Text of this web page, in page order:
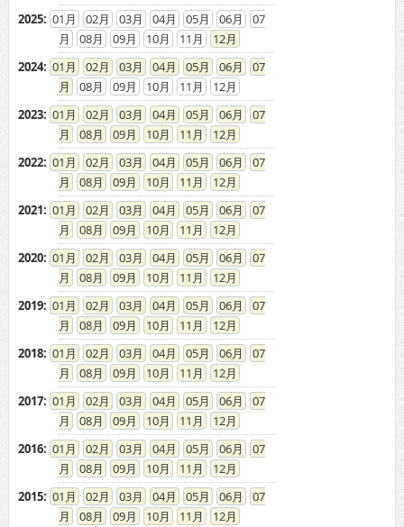
2025: 01 02 03 04 05 06
07
08
09 10 11
12
2024: 01 02 03 04 05 06
07
08
09 10 11
12
2023: 01 02 03 04 05 06
07
08
09 10 11
12
2022: 01 02 03 04 05 06
07
08
09 10 11
12
2021: 01 02 03 04 05 06
07
08
09 10 11
12
2020: 01 02 03 04 05 06
07
08
09 10 11
12
2019: 01 02 03 04 05 06
07
08
09 10 11
12
2018: 01 02 03 04 05 06
07
08
09 10 11
12
2017: 01 02 03 04 05 06
07
08
09 10 11
12
2016: 01 02 03 04 05 06
07
08
09 10 11
12
2015: 01 02 03 04 05 06
07
08
09 10 11
12